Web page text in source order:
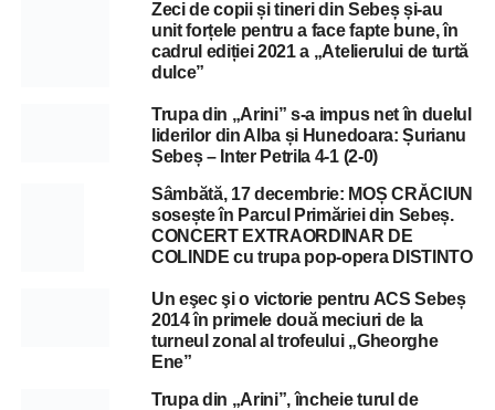
Zeci de copii și tineri din Sebeș și-au
unit forțele pentru a face fapte bune, în
cadrul ediției 2021 a „Atelierului de turtă
dulce”
Trupa din „Arini” s-a impus net în duelul
liderilor din Alba și Hunedoara: Șurianu
Sebeș – Inter Petrila 4-1 (2-0)
Sâmbătă, 17 decembrie: MOȘ CRĂCIUN
sosește în Parcul Primăriei din Sebeș.
CONCERT EXTRAORDINAR DE
COLINDE cu trupa pop-opera DISTINTO
Un eşec şi o victorie pentru ACS Sebeș
2014 în primele două meciuri de la
turneul zonal al trofeului „Gheorghe
Ene”
Trupa din „Arini”, încheie turul de